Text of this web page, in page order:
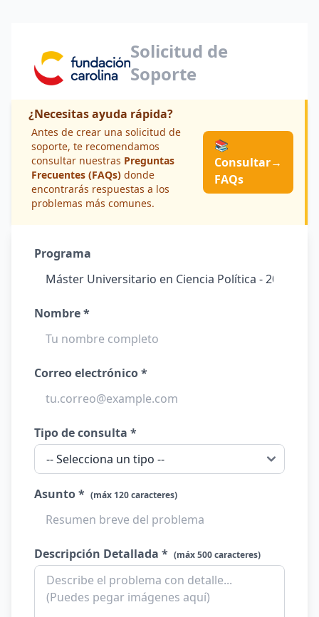
Solicitud de
Soporte
¿Necesitas ayuda rápida?
Antes de crear una solicitud de
soporte, te recomendamos
consultar nuestras Preguntas
Frecuentes (FAQs) donde
encontrarás respuestas a los
problemas más comunes.
📚
Consultar
FAQs
→
Programa
Nombre *
Correo electrónico *
Tipo de consulta *
Asunto * (máx 120 caracteres)
Descripción Detallada * (máx 500 caracteres)